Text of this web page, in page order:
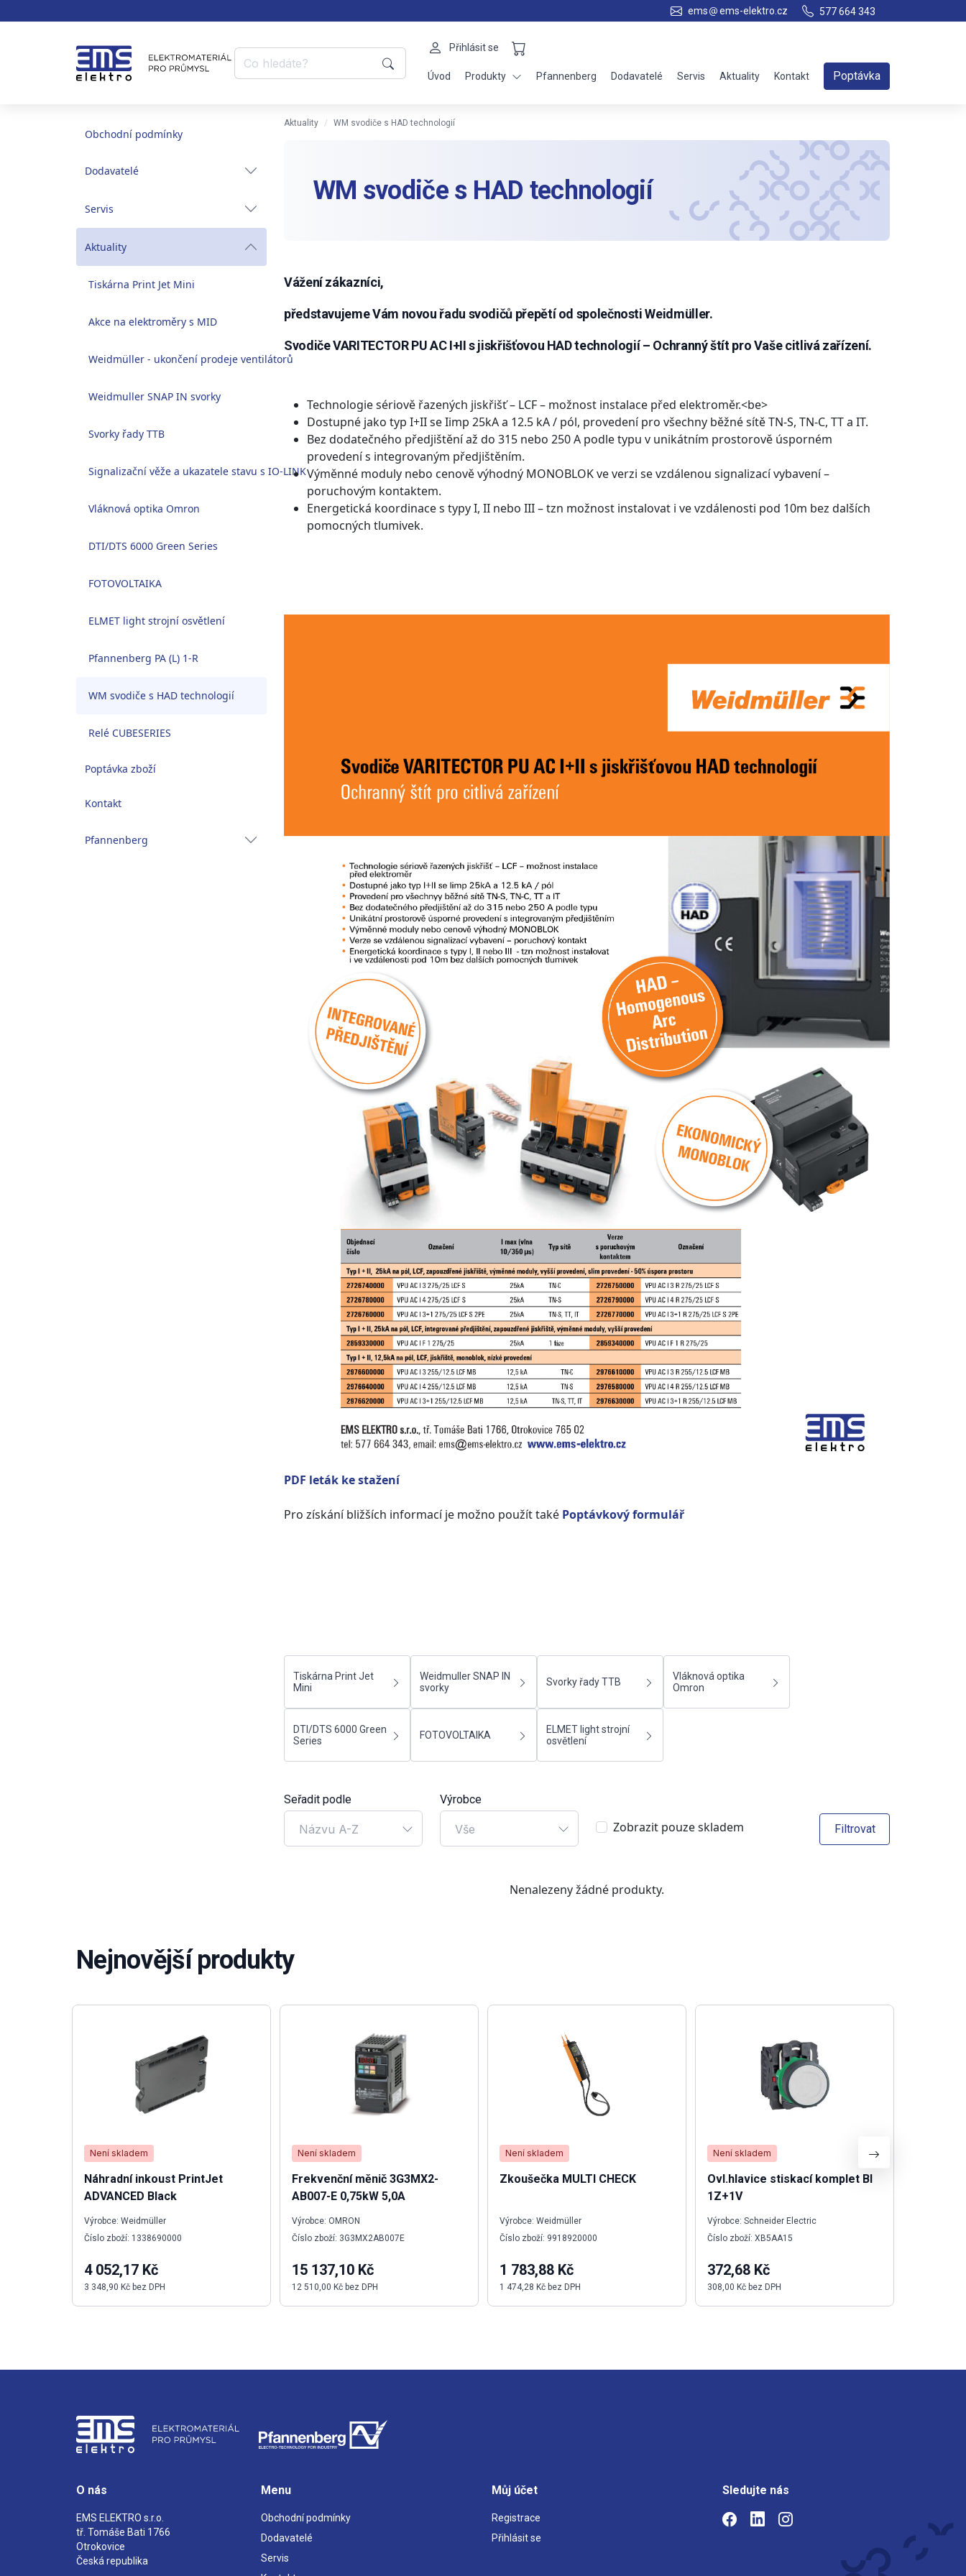
ems ems-elektro.cz 577 664 343
Přihlásit se
Úvod Produkty Pfannenberg Dodavatelé Servis Aktuality Kontakt Poptávka
Obchodní podmínky
Dodavatelé
Servis
Aktuality
Tiskárna Print Jet Mini
Akce na elektroměry s MID
Weidmüller - ukončení prodeje ventilátorů
Weidmuller SNAP IN svorky
Svorky řady TTB
Signalizační věže a ukazatele stavu s IO-LINK
Vláknová optika Omron
DTI/DTS 6000 Green Series
FOTOVOLTAIKA
ELMET light strojní osvětlení
Pfannenberg PA (L) 1-R
WM svodiče s HAD technologií
Relé CUBESERIES
Poptávka zboží
Kontakt
Pfannenberg
Aktuality WM svodiče s HAD technologií
WM svodiče s HAD technologií
Vážení zákazníci,
představujeme Vám novou řadu svodičů přepětí od společnosti Weidmüller.
Svodiče VARITECTOR PU AC I+II s jiskřišťovou HAD technologií – Ochranný štít pro Vaše citlivá zařízení.
Technologie sériově řazených jiskřišť – LCF – možnost instalace před elektroměr.<be>
Dostupné jako typ I+II se Iimp 25kA a 12.5 kA / pól, provedení pro všechny běžné sítě TN-S, TN-C, TT a IT.
Bez dodatečného předjištění až do 315 nebo 250 A podle typu v unikátním prostorově úsporném
provedení s integrovaným předjištěním.
Výměnné moduly nebo cenově výhodný MONOBLOK ve verzi se vzdálenou signalizací vybavení –
poruchovým kontaktem.
Energetická koordinace s typy I, II nebo III – tzn možnost instalovat i ve vzdálenosti pod 10m bez dalších
pomocných tlumivek.
PDF leták ke stažení
Pro získání bližších informací je možno použít také Poptávkový formulář
Tiskárna Print Jet
Mini
Weidmuller SNAP IN
svorky
Svorky řady TTB
Vláknová optika
Omron
DTI/DTS 6000 Green
Series
FOTOVOLTAIKA
ELMET light strojní
osvětlení
Seřadit podle
Názvu A-Z
Výrobce
Vše Zobrazit pouze skladem Filtrovat
Nenalezeny žádné produkty.
Nejnovější produkty
Není skladem
Náhradní inkoust PrintJet
ADVANCED Black
Výrobce: Weidmüller
Číslo zboží: 1338690000
4 052,17 Kč
3 348,90 Kč bez DPH
Není skladem
Frekvenční měnič 3G3MX2-
AB007-E 0,75kW 5,0A
Výrobce: OMRON
Číslo zboží: 3G3MX2AB007E
15 137,10 Kč
12 510,00 Kč bez DPH
Není skladem
Zkoušečka MULTI CHECK
Výrobce: Weidmüller
Číslo zboží: 9918920000
1 783,88 Kč
1 474,28 Kč bez DPH
Není skladem
Ovl.hlavice stiskací komplet BI
1Z+1V
Výrobce: Schneider Electric
Číslo zboží: XB5AA15
372,68 Kč
308,00 Kč bez DPH
O nás
EMS ELEKTRO s.r.o.
tř. Tomáše Bati 1766
Otrokovice
Česká republika
Menu
Obchodní podmínky
Dodavatelé
Servis
Můj účet
Registrace
Přihlásit se
Sledujte nás